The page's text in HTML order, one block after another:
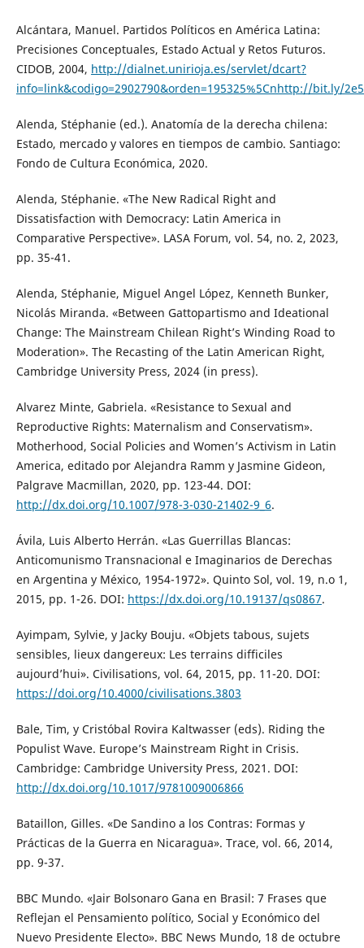
Alcántara, Manuel. Partidos Políticos en América Latina:
Precisiones Conceptuales, Estado Actual y Retos Futuros.
CIDOB, 2004, http://dialnet.unirioja.es/servlet/dcart?
info=link&codigo=2902790&orden=195325%5Cnhttp://bit.ly/
Alenda, Stéphanie (ed.). Anatomía de la derecha chilena:
Estado, mercado y valores en tiempos de cambio. Santiago:
Fondo de Cultura Económica, 2020.
Alenda, Stéphanie. «The New Radical Right and
Dissatisfaction with Democracy: Latin America in
Comparative Perspective». LASA Forum, vol. 54, no. 2, 2023,
pp. 35-41.
Alenda, Stéphanie, Miguel Angel López, Kenneth Bunker,
Nicolás Miranda. «Between Gattopartismo and Ideational
Change: The Mainstream Chilean Right’s Winding Road to
Moderation». The Recasting of the Latin American Right,
Cambridge University Press, 2024 (in press).
Alvarez Minte, Gabriela. «Resistance to Sexual and
Reproductive Rights: Maternalism and Conservatism».
Motherhood, Social Policies and Women’s Activism in Latin
America, editado por Alejandra Ramm y Jasmine Gideon,
Palgrave Macmillan, 2020, pp. 123-44. DOI:
http://dx.doi.org/10.1007/978-3-030-21402-9_6.
Ávila, Luis Alberto Herrán. «Las Guerrillas Blancas:
Anticomunismo Transnacional e Imaginarios de Derechas
en Argentina y México, 1954-1972». Quinto Sol, vol. 19, n.o 1,
2015, pp. 1-26. DOI: https://dx.doi.org/10.19137/qs0867.
Ayimpam, Sylvie, y Jacky Bouju. «Objets tabous, sujets
sensibles, lieux dangereux: Les terrains difficiles
aujourd’hui». Civilisations, vol. 64, 2015, pp. 11-20. DOI:
https://doi.org/10.4000/civilisations.3803
Bale, Tim, y Cristóbal Rovira Kaltwasser (eds). Riding the
Populist Wave. Europe’s Mainstream Right in Crisis.
Cambridge: Cambridge University Press, 2021. DOI:
http://dx.doi.org/10.1017/9781009006866
Bataillon, Gilles. «De Sandino a los Contras: Formas y
Prácticas de la Guerra en Nicaragua». Trace, vol. 66, 2014,
pp. 9-37.
BBC Mundo. «Jair Bolsonaro Gana en Brasil: 7 Frases que
Reflejan el Pensamiento político, Social y Económico del
Nuevo Presidente Electo». BBC News Mundo, 18 de octubre